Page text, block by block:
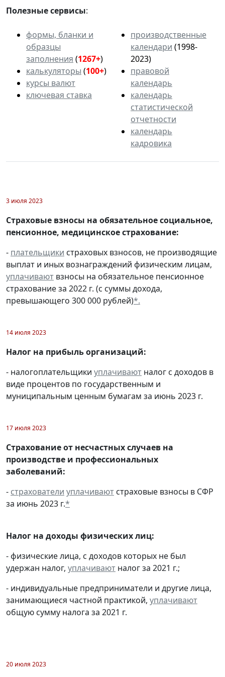
Полезные сервисы:
формы, бланки и
образцы
заполнения (1267+)
калькуляторы (100+)
курсы валют
ключевая ставка
производственные
календари (1998-
2023)
правовой
календарь
календарь
статистической
отчетности
календарь
кадровика
3 июля 2023
Страховые взносы на обязательное социальное,
пенсионное, медицинское страхование:
- плательщики страховых взносов, не производящие
выплат и иных вознаграждений физическим лицам,
уплачивают взносы на обязательное пенсионное
страхование за 2022 г. (с суммы дохода,
превышающего 300 000 рублей)*.
14 июля 2023
Налог на прибыль организаций:
- налогоплательщики уплачивают налог с доходов в
виде процентов по государственным и
муниципальным ценным бумагам за июнь 2023 г.
17 июля 2023
Страхование от несчастных случаев на
производстве и профессиональных
заболеваний:
- страхователи уплачивают страховые взносы в СФР
за июнь 2023 г.*
Налог на доходы физических лиц:
- физические лица, с доходов которых не был
удержан налог, уплачивают налог за 2021 г.;
- индивидуальные предприниматели и другие лица,
занимающиеся частной практикой, уплачивают
общую сумму налога за 2021 г.
20 июля 2023